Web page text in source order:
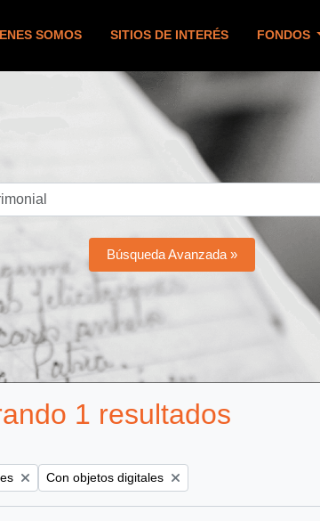
SOMOS SITIOS DE INTERÉS FONDOS
Búsqueda Avanzada »
1 resultados
filter: Remove filter:
Con objetos digitales